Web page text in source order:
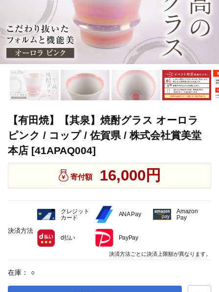
【有田焼】【其泉】焼酎グラス オーロラ
ピンク / コップ / 佐賀県 / 株式会社賞美堂
本店 [41APAQ004]
寄付額 16,000円
在庫： ○
決済方法
クレジット
カード
ANA Pay
Amazon
Pay
d払い PayPay
決済方法ごとに決済上限額が異なります。